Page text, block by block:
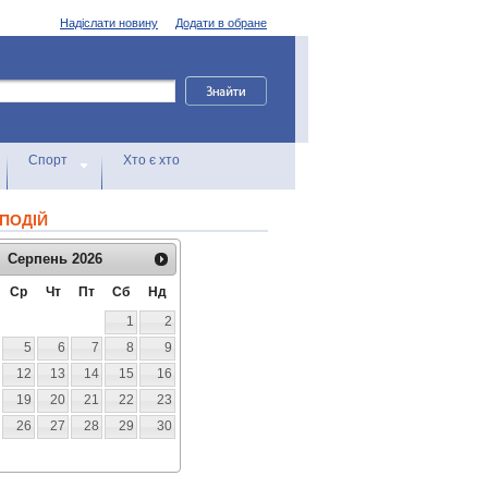
Додати в обране
Надіслати новину
Спорт Хто є хто
Серпень 2026
Ср Чт Пт Сб
Нд
1
2
5 6 7 8
9
12 13 14 15
16
19 20 21 22
23
26 27 28 29
30